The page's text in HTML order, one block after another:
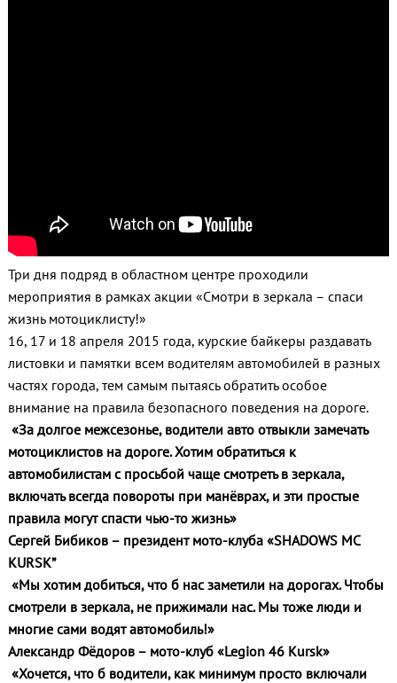
Три дня подряд в областном центре проходили
мероприятия в рамках акции «Смотри в зеркала – спаси
жизнь мотоциклисту!»
16, 17 и 18 апреля 2015 года, курские байкеры раздавать
листовки и памятки всем водителям автомобилей в разных
частях города, тем самым пытаясь обратить особое
внимание на правила безопасного поведения на дороге.
«За долгое межсезонье, водители авто отвыкли замечать
мотоциклистов на дороге. Хотим обратиться к
автомобилистам с просьбой чаще смотреть в зеркала,
включать всегда повороты при манёврах, и эти простые
правила могут спасти чью-то жизнь»
Сергей Бибиков – президент мото-клуба «SHADOWS MC
KURSK”
«Мы хотим добиться, что б нас заметили на дорогах. Чтобы
смотрели в зеркала, не прижимали нас. Мы тоже люди и
многие сами водят автомобиль!»
Александр Фёдоров – мото-клуб «Legion 46 Kursk»
«Хочется, что б водители, как минимум просто включали